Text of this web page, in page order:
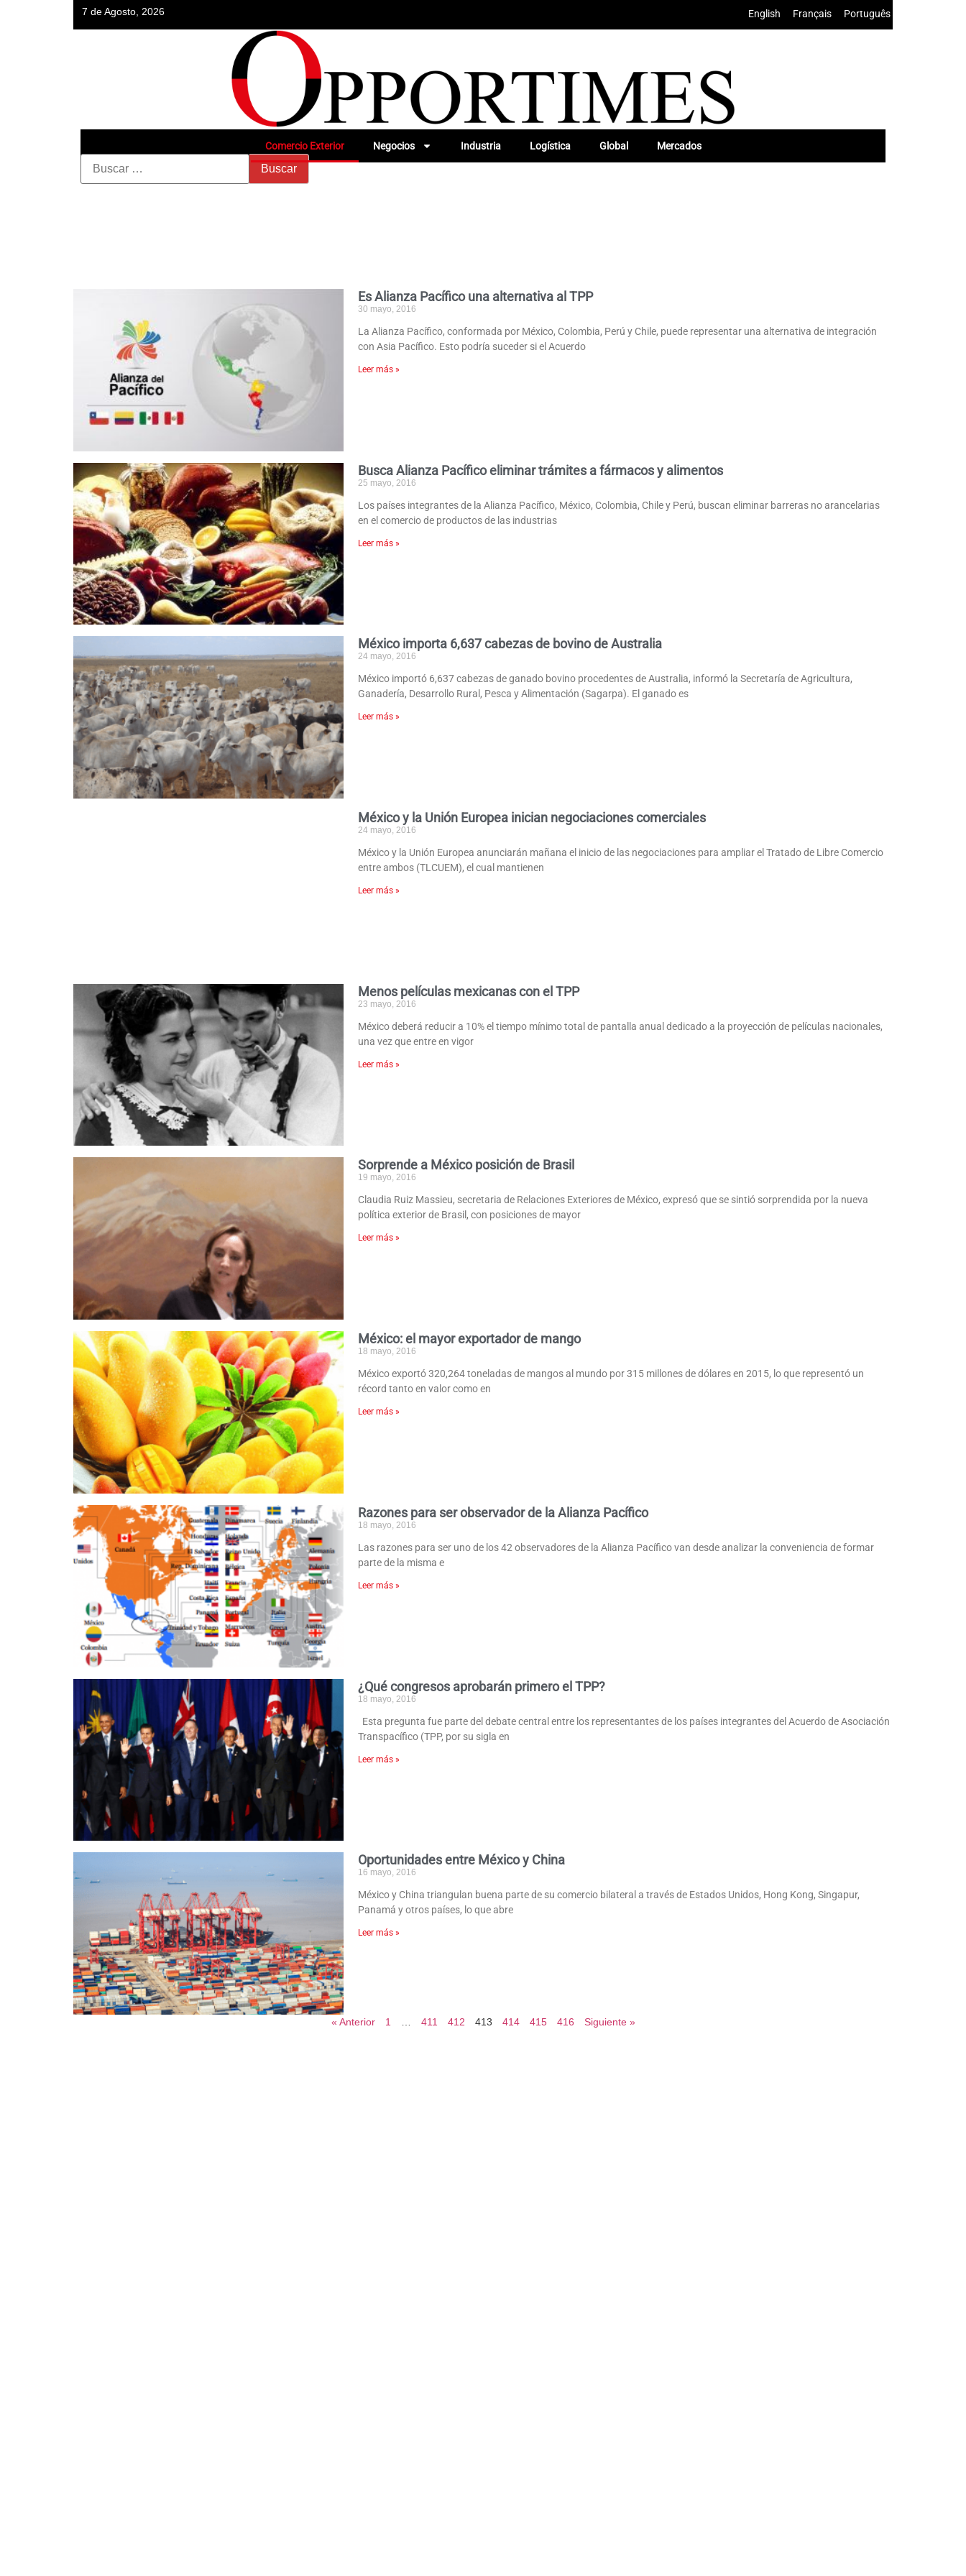
7 de Agosto, 2026 English Français Português
Comercio Exterior Negocios Industria Logística Global Mercados
Es Alianza Pacífico una alternativa al TPP
30 mayo, 2016
La Alianza Pacífico, conformada por México, Colombia, Perú y Chile, puede representar una alternativa de integración
con Asia Pacífico. Esto podría suceder si el Acuerdo
Leer más »
Busca Alianza Pacífico eliminar trámites a fármacos y alimentos
25 mayo, 2016
Los países integrantes de la Alianza Pacífico, México, Colombia, Chile y Perú, buscan eliminar barreras no arancelarias
en el comercio de productos de las industrias
Leer más »
México importa 6,637 cabezas de bovino de Australia
24 mayo, 2016
México importó 6,637 cabezas de ganado bovino procedentes de Australia, informó la Secretaría de Agricultura,
Ganadería, Desarrollo Rural, Pesca y Alimentación (Sagarpa). El ganado es
Leer más »
México y la Unión Europea inician negociaciones comerciales
24 mayo, 2016
México y la Unión Europea anunciarán mañana el inicio de las negociaciones para ampliar el Tratado de Libre Comercio
entre ambos (TLCUEM), el cual mantienen
Leer más »
Menos películas mexicanas con el TPP
23 mayo, 2016
México deberá reducir a 10% el tiempo mínimo total de pantalla anual dedicado a la proyección de películas nacionales,
una vez que entre en vigor
Leer más »
Sorprende a México posición de Brasil
19 mayo, 2016
Claudia Ruiz Massieu, secretaria de Relaciones Exteriores de México, expresó que se sintió sorprendida por la nueva
política exterior de Brasil, con posiciones de mayor
Leer más »
México: el mayor exportador de mango
18 mayo, 2016
México exportó 320,264 toneladas de mangos al mundo por 315 millones de dólares en 2015, lo que representó un
récord tanto en valor como en
Leer más »
Razones para ser observador de la Alianza Pacífico
18 mayo, 2016
Las razones para ser uno de los 42 observadores de la Alianza Pacífico van desde analizar la conveniencia de formar
parte de la misma e
Leer más »
¿Qué congresos aprobarán primero el TPP?
18 mayo, 2016
Esta pregunta fue parte del debate central entre los representantes de los países integrantes del Acuerdo de Asociación
Transpacífico (TPP, por su sigla en
Leer más »
Oportunidades entre México y China
16 mayo, 2016
México y China triangulan buena parte de su comercio bilateral a través de Estados Unidos, Hong Kong, Singapur,
Panamá y otros países, lo que abre
Leer más »
« Anterior 1 411 412 413 414 415 416 Siguiente »